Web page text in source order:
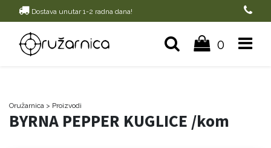
Dostava unutar 1-2 radna dana!
0
Oružarnica > Proizvodi
BYRNA PEPPER KUGLICE /kom